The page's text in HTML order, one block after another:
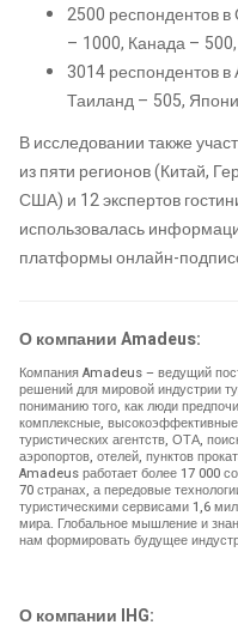
2500 респондентов
– 1000, Канада –
3014 респондентов
Таиланд – 505,
В исследовании также
из пяти регионов (Китай,
США) и 12 экспертов
использовалась
платформы онлайн-
О компании Amadeus:
Компания Amadeus – ведущий
решений для мировой индустрии
пониманию того, как люди
комплексные,
туристических агентств, ОТА,
аэропортов, отелей, пунктов
Amadeus работает более 17 000
70 странах, а передовые
туристическими сервисами 1,6
мира. Глобальное мышление и
нам формировать будущее
О компании IHG: